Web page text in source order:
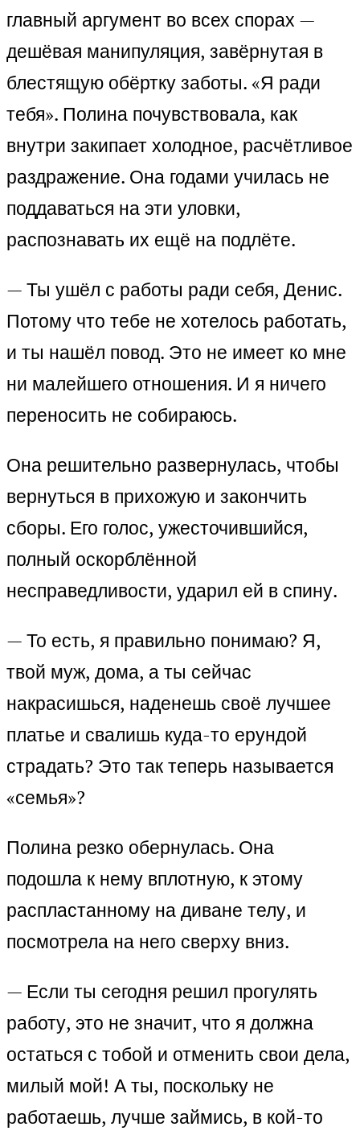
главный аргумент во всех спорах —
дешёвая манипуляция, завёрнутая в
блестящую обёртку заботы. «Я ради
тебя». Полина почувствовала, как
внутри закипает холодное, расчётливое
раздражение. Она годами училась не
поддаваться на эти уловки,
распознавать их ещё на подлёте.
— Ты ушёл с работы ради себя, Денис.
Потому что тебе не хотелось работать,
и ты нашёл повод. Это не имеет ко мне
ни малейшего отношения. И я ничего
переносить не собираюсь.
Она решительно развернулась, чтобы
вернуться в прихожую и закончить
сборы. Его голос, ужесточившийся,
полный оскорблённой
несправедливости, ударил ей в спину.
— То есть, я правильно понимаю? Я,
твой муж, дома, а ты сейчас
накрасишься, наденешь своё лучшее
платье и свалишь куда-то ерундой
страдать? Это так теперь называется
«семья»?
Полина резко обернулась. Она
подошла к нему вплотную, к этому
распластанному на диване телу, и
посмотрела на него сверху вниз.
— Если ты сегодня решил прогулять
работу, это не значит, что я должна
остаться с тобой и отменить свои дела,
милый мой! А ты, поскольку не
работаешь, лучше займись, в кой-то